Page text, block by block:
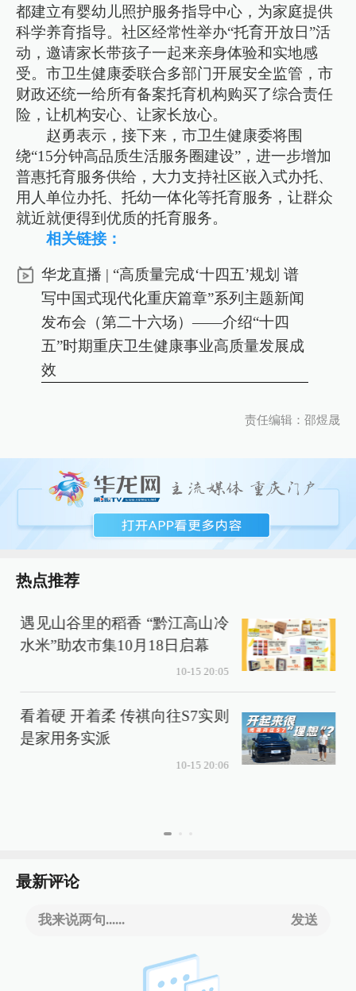
都建立有婴幼儿照护服务指导中心，为家庭提供
科学养育指导。社区经常性举办“托育开放日”活
动，邀请家长带孩子一起来亲身体验和实地感
受。市卫生健康委联合多部门开展安全监管，市
财政还统一给所有备案托育机构购买了综合责任
险，让机构安心、让家长放心。
赵勇表示，接下来，市卫生健康委将围
绕“15分钟高品质生活服务圈建设”，进一步增加
普惠托育服务供给，大力支持社区嵌入式办托、
用人单位办托、托幼一体化等托育服务，让群众
就近就便得到优质的托育服务。
相关链接：
华龙直播 | “高质量完成‘十四五’规划 谱
写中国式现代化重庆篇章”系列主题新闻
发布会（第二十六场）——介绍“十四
五”时期重庆卫生健康事业高质量发展成
效
责任编辑：邵煜晟
热点推荐
遇见山谷里的稻香 “黔江高山冷
水米”助农市集10月18日启幕
10-15 20:05
看着硬 开着柔 传祺向往S7实则
是家用务实派
10-15 20:06
最新评论
我来说两句...... 发送